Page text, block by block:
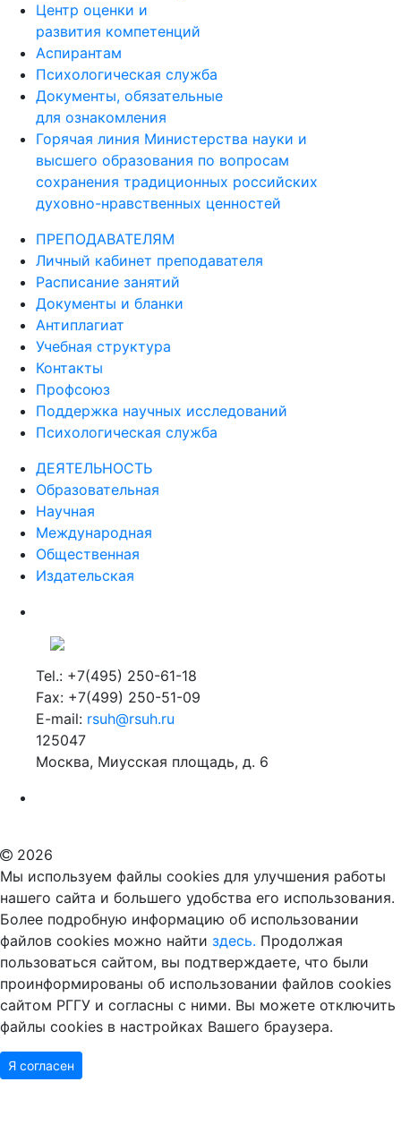
Центр оценки и
развития компетенций
Аспирантам
Психологическая служба
Документы, обязательные
для ознакомления
Горячая линия Министерства науки и
высшего образования по вопросам
сохранения традиционных российских
духовно-нравственных ценностей
ПРЕПОДАВАТЕЛЯМ
Личный кабинет преподавателя
Расписание занятий
Документы и бланки
Антиплагиат
Учебная структура
Контакты
Профсоюз
Поддержка научных исследований
Психологическая служба
ДЕЯТЕЛЬНОСТЬ
Образовательная
Научная
Международная
Общественная
Издательская
Tel.: +7(495) 250-61-18
Fax: +7(499) 250-51-09
E-mail: rsuh@rsuh.ru
125047
Москва, Миусская площадь, д. 6
2026
Мы используем файлы cookies для улучшения работы
нашего сайта и большего удобства его использования.
Более подробную информацию об использовании
файлов cookies можно найти здесь. Продолжая
пользоваться сайтом, вы подтверждаете, что были
проинформированы об использовании файлов cookies
сайтом РГГУ и согласны с ними. Вы можете отключить
файлы cookies в настройках Вашего браузера.
Я согласен